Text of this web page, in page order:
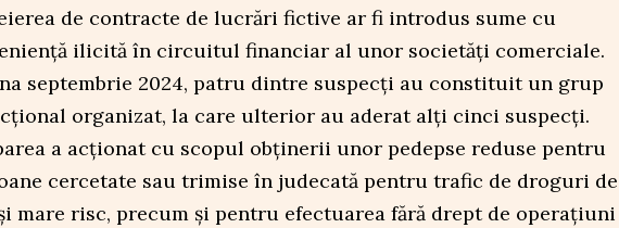
de contracte de lucrări fictive ar fi introdus sume cu
ilicită în circuitul financiar al unor societăți comerciale.
septembrie 2024, patru dintre suspecți au constituit un grup
organizat, la care ulterior au aderat alți cinci suspecți.
a acționat cu scopul obținerii unor pedepse reduse pentru
cercetate sau trimise în judecată pentru trafic de droguri de
mare risc, precum și pentru efectuarea fără drept de operațiuni